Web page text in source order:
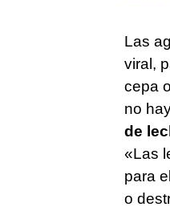
Las
viral,
cepa
no
de
«Las
para
o